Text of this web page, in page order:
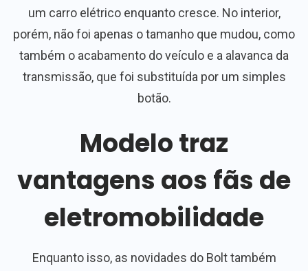
um carro elétrico enquanto cresce. No interior,
porém, não foi apenas o tamanho que mudou, como
também o acabamento do veículo e a alavanca da
transmissão, que foi substituída por um simples
botão.
Modelo traz
vantagens aos fãs de
eletromobilidade
Enquanto isso, as novidades do Bolt também